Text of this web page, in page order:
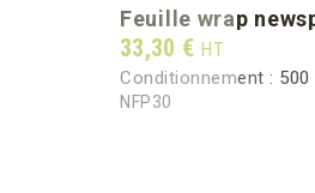
feuille wrap
Prix
33,30 € HT
Conditionnement : 500
NFP30